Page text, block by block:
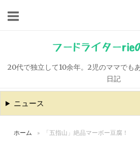
キ
ッ
フードライターrie
20代で独立して10余年。2児のママでも
日記
ニュース
ホーム » 「五指山」絶品マーボー豆腐！